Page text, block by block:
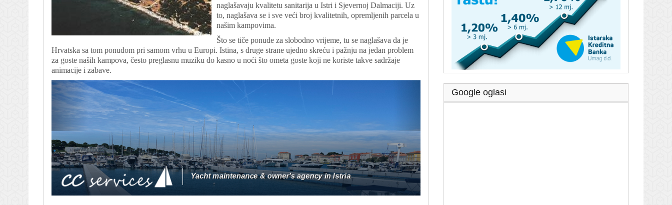
naglašavaju kvalitetu sanitarija u Istri i Sjevernoj Dalmaciji. Uz
to, naglašava se i sve veći broj kvalitetnih, opremljenih parcela u
našim kampovima.
Što se tiče ponude za slobodno vrijeme, tu se naglašava da je
Hrvatska sa tom ponudom pri samom vrhu u Europi. Istina, s druge strane ujedno skreću i pažnju na jedan problem
za goste naših kampova, često preglasnu muziku do kasno u noći što ometa goste koji ne koriste takve sadržaje
animacije i zabave.
Google oglasi